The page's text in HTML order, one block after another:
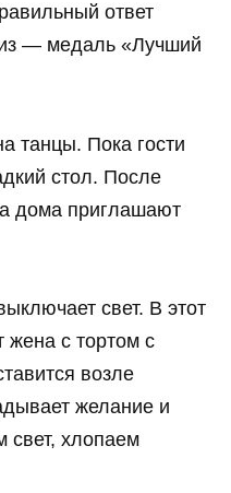
ответ
— медаль «Лучший
танцы. Пока гости
стол. После
дома приглашают
свет. В этот
жена с тортом с
возле
желание и
свет, хлопаем